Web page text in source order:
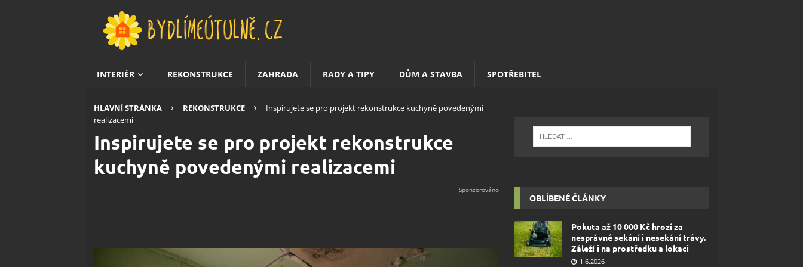
INTERIÉR REKONSTRUKCE ZAHRADA RADY A TIPY DŮM A STAVBA SPOTŘEBITEL
HLAVNÍ STRÁNKA REKONSTRUKCE
Inspirujete se pro projekt rekonstrukce kuchyně povedenými
realizacemi
Inspirujete se pro projekt rekonstrukce
kuchyně povedenými realizacemi
OBLÍBENÉ ČLÁNKY
Pokuta až 10 000 Kč hrozí za
nesprávné sekání i nesekání trávy.
Záleží i na prostředku a lokaci
1.6.2026